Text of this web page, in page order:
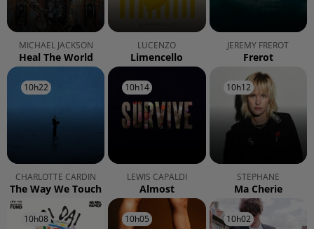
MICHAEL JACKSON
Heal The World
LUCENZO
Limencello
JEREMY FREROT
Frerot
10h22
10h22
CHARLOTTE CARDIN
The Way We Touch
10h14
10h14
LEWIS CAPALDI
Almost
10h12
10h12
STEPHANE
Ma Cherie
10h08
10h08 10h05
10h05 10h02
10h02